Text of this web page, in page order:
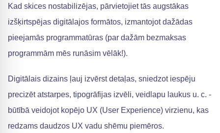
Kad skices nostabilizējas, pārvietojiet tās augstākas
izšķirtspējas digitālajos formātos, izmantojot dažādas
pieejamās programmatūras (par dažām bezmaksas
programmām mēs runāsim vēlāk!).
Digitālais dizains ļauj izvērst detaļas, sniedzot iespēju
precizēt atstarpes, tipogrāfijas izvēli, veidlapu laukus u. c. -
būtībā veidojot kopējo UX (User Experience) virzienu, kas
redzams daudzos UX vadu shēmu piemēros.